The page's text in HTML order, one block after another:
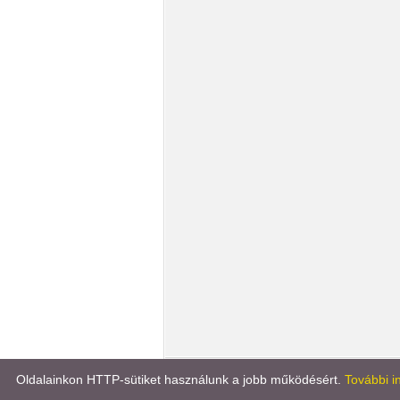
Könyvportál Líra könyv
Oldalainkon HTTP-sütiket használunk a jobb működésért. További